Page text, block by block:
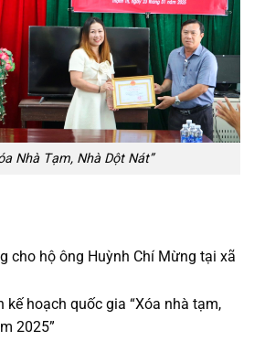
Nhà Tạm, Nhà Dột Nát”
cho hộ ông Huỳnh Chí Mừng tại xã
kế hoạch quốc gia “Xóa nhà tạm,
2025”